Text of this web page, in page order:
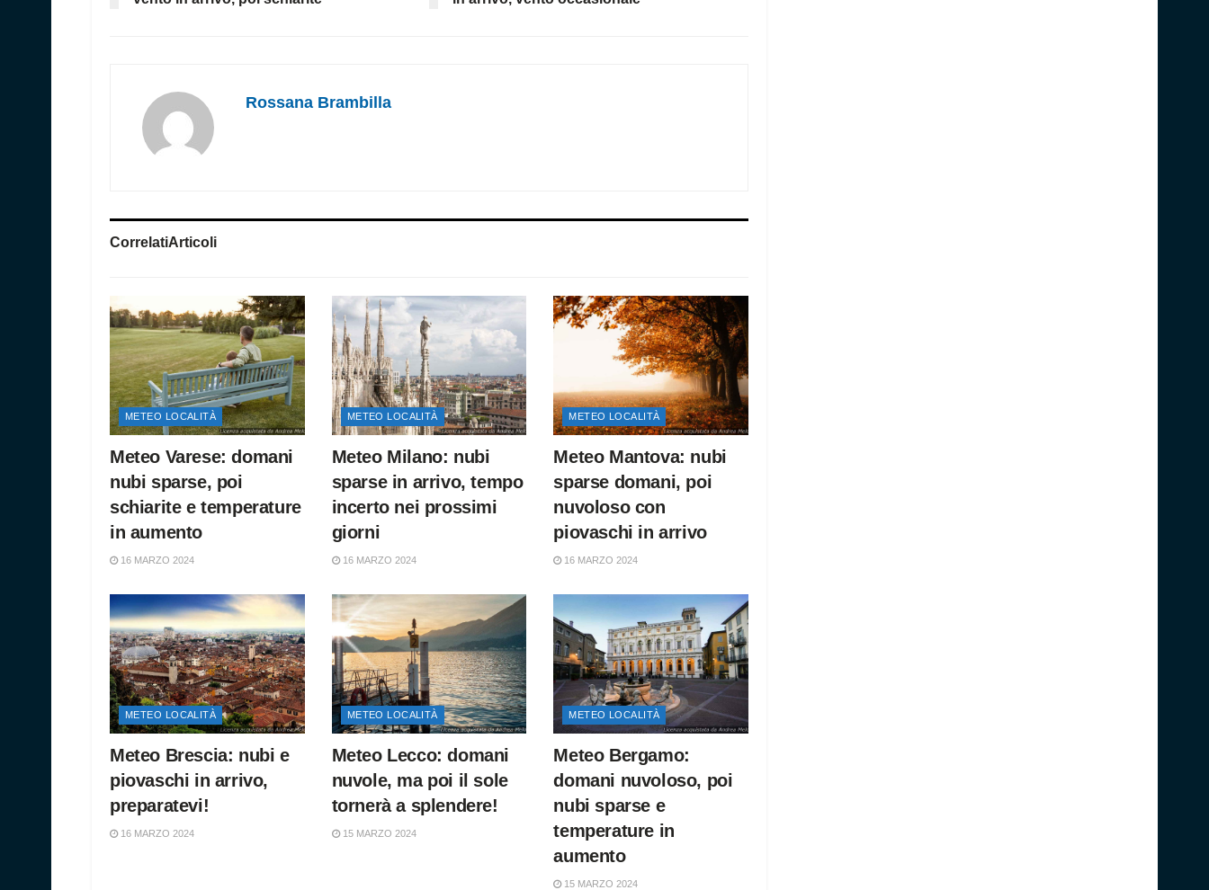
Rossana Brambilla
CorrelatiArticoli
METEO LOCALITÀ
Meteo Varese: domani
nubi sparse, poi
schiarite e temperature
in aumento
16 MARZO 2024
METEO LOCALITÀ
Meteo Milano: nubi
sparse in arrivo, tempo
incerto nei prossimi
giorni
16 MARZO 2024
METEO LOCALITÀ
Meteo Mantova: nubi
sparse domani, poi
nuvoloso con
piovaschi in arrivo
16 MARZO 2024
METEO LOCALITÀ
Meteo Brescia: nubi e
piovaschi in arrivo,
preparatevi!
16 MARZO 2024
METEO LOCALITÀ
Meteo Lecco: domani
nuvole, ma poi il sole
tornerà a splendere!
15 MARZO 2024
METEO LOCALITÀ
Meteo Bergamo:
domani nuvoloso, poi
nubi sparse e
temperature in
aumento
15 MARZO 2024